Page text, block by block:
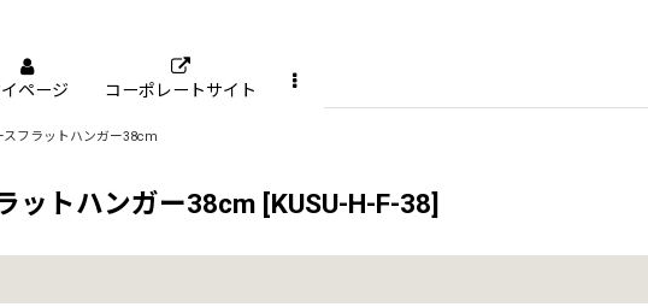
ページ コーポレートサイト
スフラットハンガー38cm
ットハンガー38cm [KUSU-H-F-38]